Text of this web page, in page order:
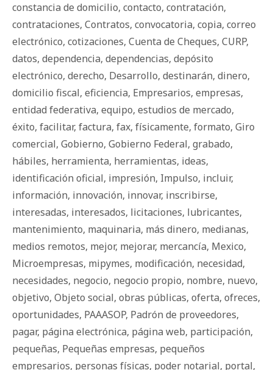
constancia de domicilio, contacto, contratación,
contrataciones, Contratos, convocatoria, copia, correo
electrónico, cotizaciones, Cuenta de Cheques, CURP,
datos, dependencia, dependencias, depósito
electrónico, derecho, Desarrollo, destinarán, dinero,
domicilio fiscal, eficiencia, Empresarios, empresas,
entidad federativa, equipo, estudios de mercado,
éxito, facilitar, factura, fax, físicamente, formato, Giro
comercial, Gobierno, Gobierno Federal, grabado,
hábiles, herramienta, herramientas, ideas,
identificación oficial, impresión, Impulso, incluir,
información, innovación, innovar, inscribirse,
interesadas, interesados, licitaciones, lubricantes,
mantenimiento, maquinaria, más dinero, medianas,
medios remotos, mejor, mejorar, mercancía, Mexico,
Microempresas, mipymes, modificación, necesidad,
necesidades, negocio, negocio propio, nombre, nuevo,
objetivo, Objeto social, obras públicas, oferta, ofreces,
oportunidades, PAAASOP, Padrón de proveedores,
pagar, página electrónica, página web, participación,
pequeñas, Pequeñas empresas, pequeños
empresarios, personas físicas, poder notarial, portal,